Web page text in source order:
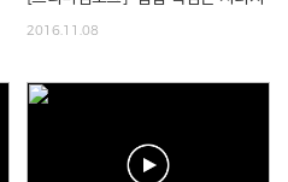
2016.11.08